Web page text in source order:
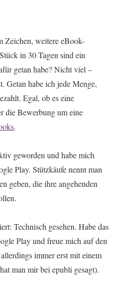
Zeichen, weitere eBook-
in 30 Tagensind ein
getan habe? Nicht viel –
Getan habe ich jede Menge,
Egal, ob es eine
die Bewerbung um eine
.
geworden und habe mich
Play. Stützkäufe nennt man
geben, die ihre angehenden
Technisch gesehen. Habe das
Play und freue mich auf den
immer erst mit einem
man mir bei epubli gesagt).